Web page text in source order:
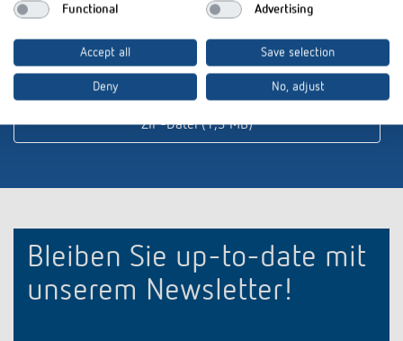
Download Pressemeldung und
Bildmaterial:
ZIP-Datei (1,3 MB)
Bleiben Sie up-to-date mit
unserem Newsletter!
Functional Advertising
Accept all Save selection
Deny No, adjust